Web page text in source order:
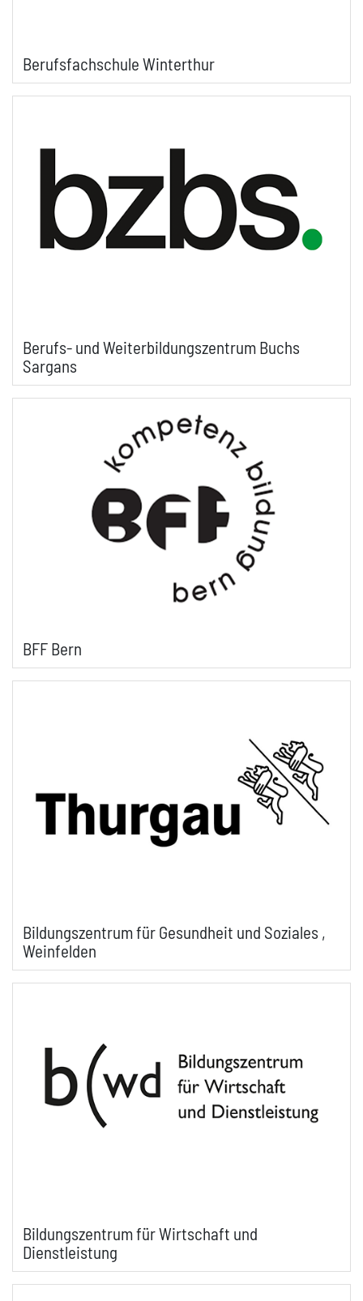
Berufsfachschule Winterthur
Berufs- und Weiterbildungszentrum Buchs
Sargans
BFF Bern
Bildungszentrum für Gesundheit und Soziales ,
Weinfelden
Bildungszentrum für Wirtschaft und
Dienstleistung